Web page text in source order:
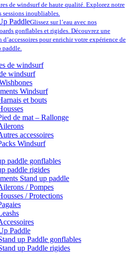
de windsurf de haute qualité. Explorez notre
sessions inoubliables.
PaddleGlissez sur l’eau avec nos
gonflables et rigides. Découvrez une
d’accessoires pour enrichir votre expérience de
paddle.
de windsurf
windsurf
Windsurf
et bouts
de mat – Rallonge
accessoires
Windsurf
paddle gonflables
paddle rigides
Stand up paddle
/ Pompes
/ Protections
Paddle
up Paddle gonflables
up Paddle rigides